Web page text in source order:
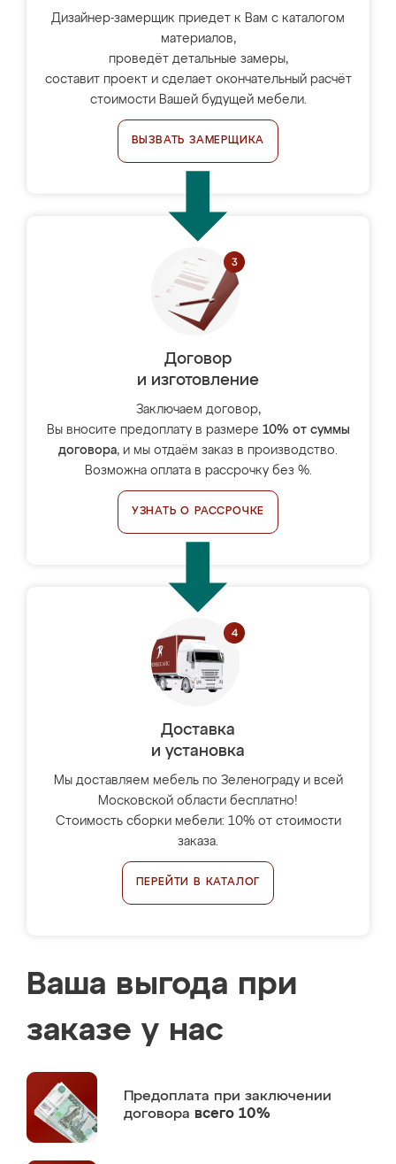
Дизайнер-замерщик приедет к Вам с каталогом
материалов,
проведёт детальные замеры,
составит проект и сделает окончательный расчёт
стоимости Вашей будущей мебели.
ВЫЗВАТЬ ЗАМЕРЩИКА
Договор
и изготовление
Заключаем договор,
Вы вносите предоплату в размере 10% от суммы
договора, и мы отдаём заказ в производство.
Возможна оплата в рассрочку без %.
УЗНАТЬ О РАССРОЧКЕ
Доставка
и установка
Мы доставляем мебель по Зеленограду и всей
Московской области бесплатно!
Стоимость сборки мебели: 10% от стоимости
заказа.
ПЕРЕЙТИ В КАТАЛОГ
Ваша выгода при
заказе у нас
Предоплата при заключении
договора всего 10%